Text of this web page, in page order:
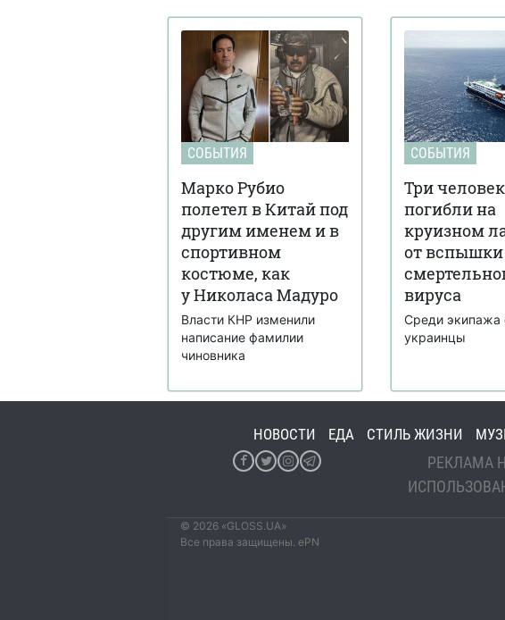
СОБЫТИЯ
Марко Рубио
полетел в Китай под
другим именем и в
спортивном
костюме, как
у Николаса Мадуро
Власти КНР изменили
написание фамилии
чиновника
СОБЫТИЯ
Три
погибли на
круизном
от вспышки
вируса
Среди экипажа
украинцы
НОВОСТИ ЕДА СТИЛЬ ЖИЗНИ
РЕКЛАМА
© 2026 «GLOSS.UA»
Все права защищены. ePN